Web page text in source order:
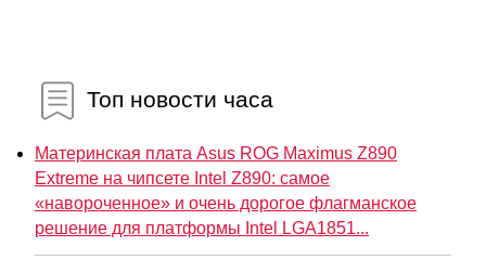
Топ новости часа
Материнская плата Asus ROG Maximus Z890
Extreme на чипсете Intel Z890: самое
«навороченное» и очень дорогое флагманское
решение для платформы Intel LGA1851...